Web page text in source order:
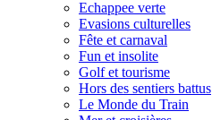
Echappee verte
Evasions culturelles
Fête et carnaval
Fun et insolite
Golf et tourisme
Hors des sentiers battus
Le Monde du Train